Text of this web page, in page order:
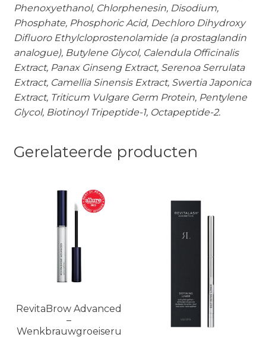
Phenoxyethanol, Chlorphenesin, Disodium,
Phosphate, Phosphoric Acid, Dechloro Dihydroxy
Difluoro Ethylcloprostenolamide (a prostaglandin
analogue), Butylene Glycol, Calendula Officinalis
Extract, Panax Ginseng Extract, Serenoa Serrulata
Extract, Camellia Sinensis Extract, Swertia Japonica
Extract, Triticum Vulgare Germ Protein, Pentylene
Glycol, Biotinoyl Tripeptide-1, Octapeptide-2.
Gerelateerde producten
RevitaBrow Advanced
–
Wenkbrauwgroeiseru